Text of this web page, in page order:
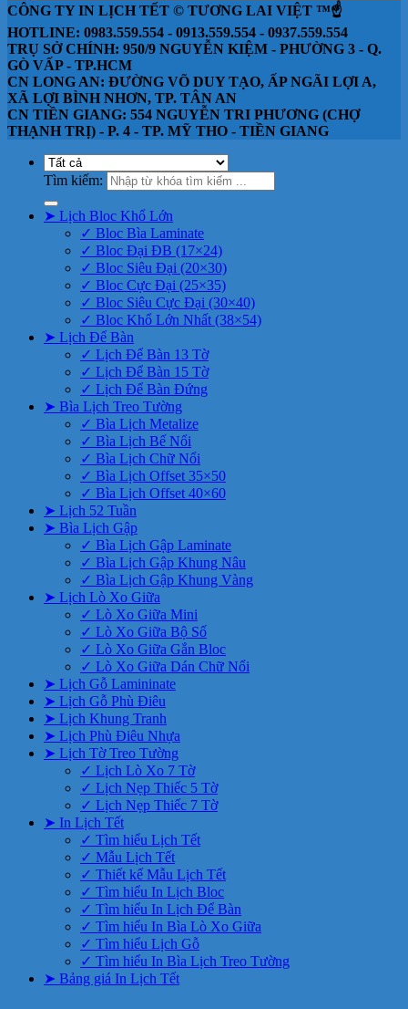
CÔNG TY IN LỊCH TẾT © TƯƠNG LAI VIỆT ™☝️
HOTLINE: 0983.559.554 - 0913.559.554 - 0937.559.554
TRỤ SỞ CHÍNH: 950/9 NGUYỄN KIỆM - PHƯỜNG 3 - Q.
GÒ VẤP - TP.HCM
CN LONG AN: ĐƯỜNG VÕ DUY TẠO, ẤP NGÃI LỢI A,
XÃ LỢI BÌNH NHƠN, TP. TÂN AN
CN TIỀN GIANG: 554 NGUYỄN TRI PHƯƠNG (CHỢ
THẠNH TRỊ) - P. 4 - TP. MỸ THO - TIỀN GIANG
Tìm kiếm:
➤ Lịch Bloc Khổ Lớn
✓ Bloc Bìa Laminate
✓ Bloc Đại ĐB (17×24)
✓ Bloc Siêu Đại (20×30)
✓ Bloc Cực Đại (25×35)
✓ Bloc Siêu Cực Đại (30×40)
✓ Bloc Khổ Lớn Nhất (38×54)
➤ Lịch Để Bàn
✓ Lịch Để Bàn 13 Tờ
✓ Lịch Để Bàn 15 Tờ
✓ Lịch Để Bàn Đứng
➤ Bìa Lịch Treo Tường
✓ Bìa Lịch Metalize
✓ Bìa Lịch Bế Nổi
✓ Bìa Lịch Chữ Nổi
✓ Bìa Lịch Offset 35×50
✓ Bìa Lịch Offset 40×60
➤ Lịch 52 Tuần
➤ Bìa Lịch Gập
✓ Bìa Lịch Gập Laminate
✓ Bìa Lịch Gập Khung Nâu
✓ Bìa Lịch Gập Khung Vàng
➤ Lịch Lò Xo Giữa
✓ Lò Xo Giữa Mini
✓ Lò Xo Giữa Bộ Số
✓ Lò Xo Giữa Gắn Bloc
✓ Lò Xo Giữa Dán Chữ Nổi
➤ Lịch Gỗ Lamininate
➤ Lịch Gỗ Phù Điêu
➤ Lịch Khung Tranh
➤ Lịch Phù Điêu Nhựa
➤ Lịch Tờ Treo Tường
✓ Lịch Lò Xo 7 Tờ
✓ Lịch Nẹp Thiếc 5 Tờ
✓ Lịch Nẹp Thiếc 7 Tờ
➤ In Lịch Tết
✓ Tìm hiểu Lịch Tết
✓ Mẫu Lịch Tết
✓ Thiết kế Mẫu Lịch Tết
✓ Tìm hiểu In Lịch Bloc
✓ Tìm hiểu In Lịch Để Bàn
✓ Tìm hiểu In Bìa Lò Xo Giữa
✓ Tìm hiểu Lịch Gỗ
✓ Tìm hiểu In Bìa Lịch Treo Tường
➤ Bảng giá In Lịch Tết